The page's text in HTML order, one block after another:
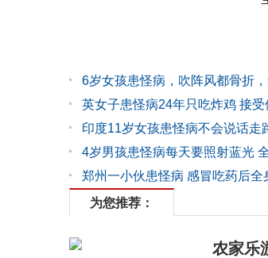
6岁女孩患怪病，吹阵风都骨折
英女子患怪病24年只吃炸鸡 接
印度11岁女孩患怪病不会说话走
4岁男孩患怪病每天要照射蓝光
郑州一小伙患怪病 感冒吃药后全
为您推荐：
农家乐